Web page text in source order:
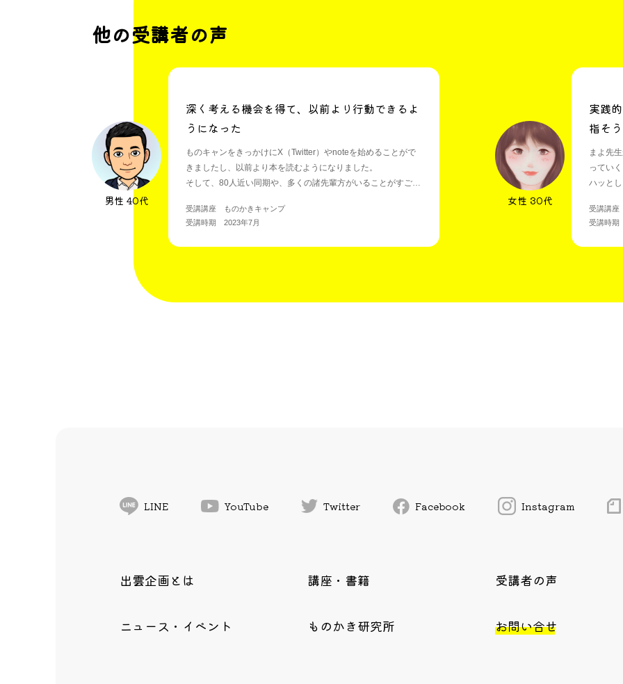
他の受講者の声
男性 40代
深く考える機会を得て、以前より行動できるよ
うになった
ものキャンをきっかけにX（Twitter）やnoteを始めることがで
きましたし、以前より本を読むようになりました。
そして、80人近い同期や、多くの諸先輩方がいることがすごく
受講講座 ものかきキャンプ
受講時期 2023年7月
女性 30代
実践
指そ
まよ先
ってい
ハッと
受講講
受講時
LINE YouTube Twitter Facebook Instagram
出雲企画とは 講座・書籍 受講者の声
ニュース・イベント ものかき研究所 お問い合せ